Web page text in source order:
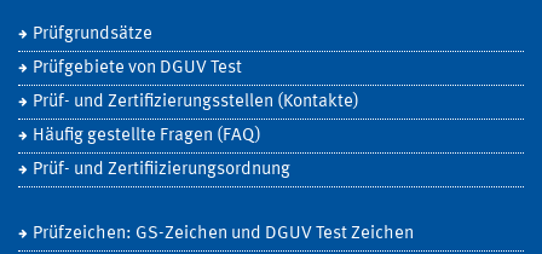
Prüfgrundsätze
Prüfgebiete von DGUV Test
Prüf- und Zertifizierungsstellen (Kontakte)
Häufig gestellte Fragen (FAQ)
Prüf- und Zertifiizierungsordnung
Prüfzeichen: GS-Zeichen und DGUV Test Zeichen